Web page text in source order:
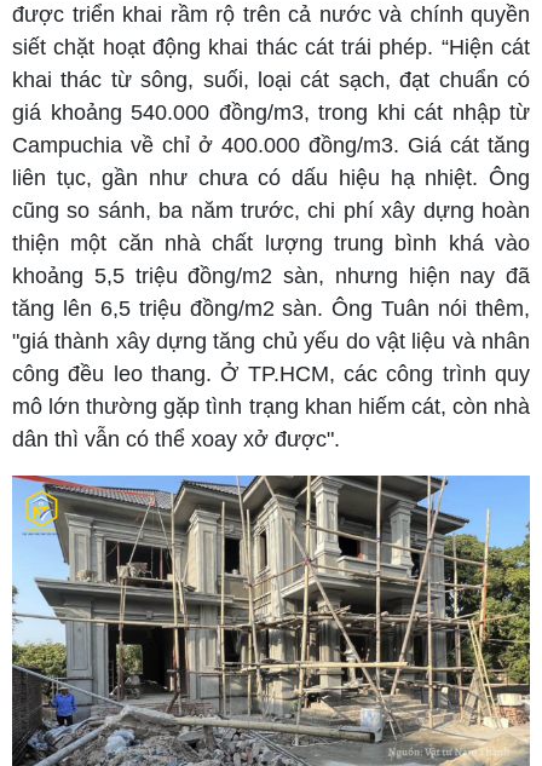
được triển khai rầm rộ trên cả nước và chính quyền
siết chặt hoạt động khai thác cát trái phép. “Hiện cát
khai thác từ sông, suối, loại cát sạch, đạt chuẩn có
giá khoảng 540.000 đồng/m3, trong khi cát nhập từ
Campuchia về chỉ ở 400.000 đồng/m3. Giá cát tăng
liên tục, gần như chưa có dấu hiệu hạ nhiệt. Ông
cũng so sánh, ba năm trước, chi phí xây dựng hoàn
thiện một căn nhà chất lượng trung bình khá vào
khoảng 5,5 triệu đồng/m2 sàn, nhưng hiện nay đã
tăng lên 6,5 triệu đồng/m2 sàn. Ông Tuân nói thêm,
"giá thành xây dựng tăng chủ yếu do vật liệu và nhân
công đều leo thang. Ở TP.HCM, các công trình quy
mô lớn thường gặp tình trạng khan hiếm cát, còn nhà
dân thì vẫn có thể xoay xở được".